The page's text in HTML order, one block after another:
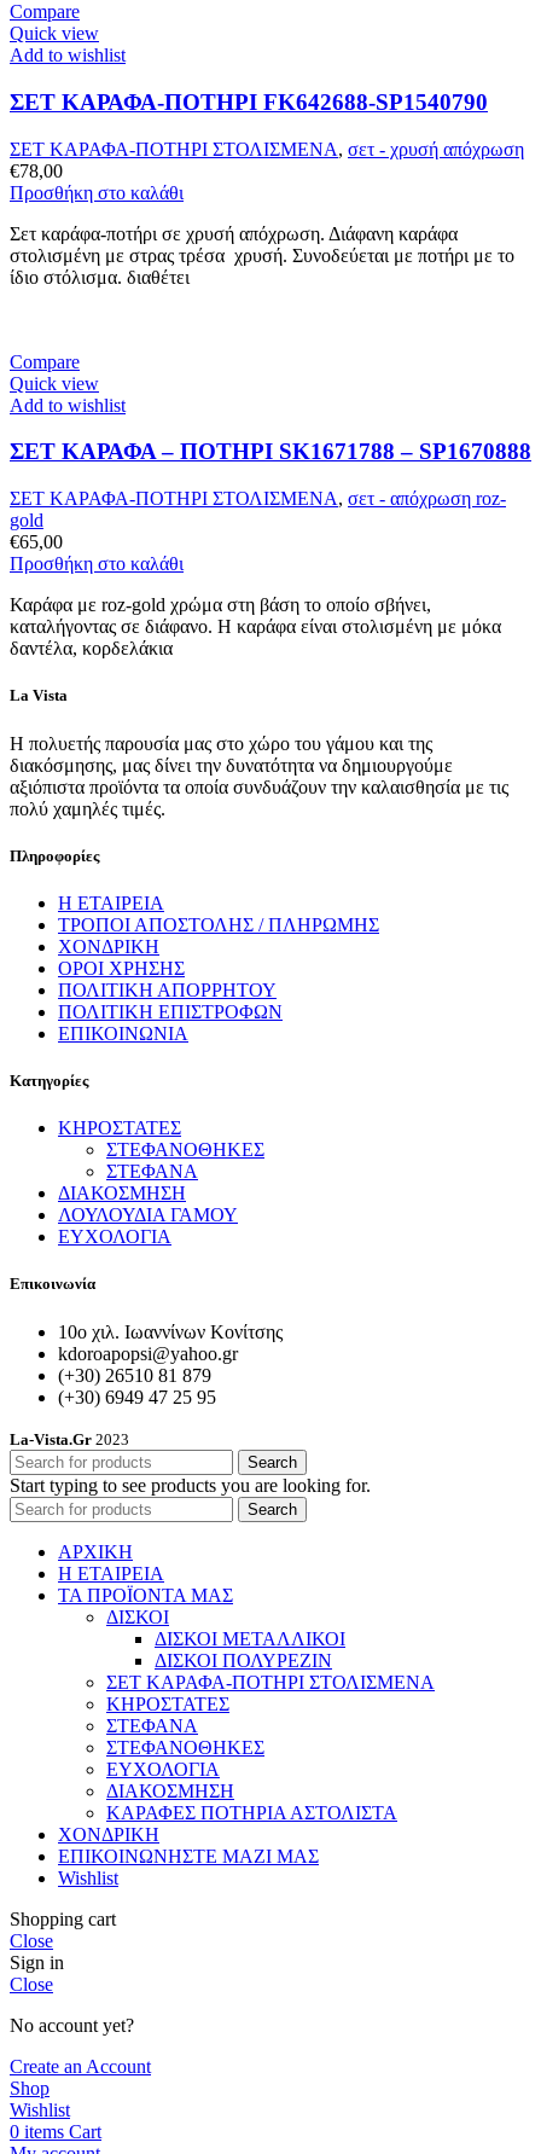
Compare
Quick view
Add to wishlist
ΣΕΤ ΚΑΡΑΦΑ-ΠΟΤΗΡΙ FK642688-SP1540790
ΣΕΤ ΚΑΡΑΦΑ-ΠΟΤΗΡΙ ΣΤΟΛΙΣΜΕΝΑ, σετ - χρυσή απόχρωση
€78,00
Προσθήκη στο καλάθι
Σετ καράφα-ποτήρι σε χρυσή απόχρωση. Διάφανη καράφα
στολισμένη με στρας τρέσα χρυσή. Συνοδεύεται με ποτήρι με το
ίδιο στόλισμα. διαθέτει
Compare
Quick view
Add to wishlist
ΣΕΤ ΚΑΡΑΦΑ – ΠΟΤΗΡΙ SK1671788 – SP1670888
ΣΕΤ ΚΑΡΑΦΑ-ΠΟΤΗΡΙ ΣΤΟΛΙΣΜΕΝΑ, σετ - απόχρωση roz-
gold
€65,00
Προσθήκη στο καλάθι
Καράφα με roz-gold χρώμα στη βάση το οποίο σβήνει,
καταλήγοντας σε διάφανο. H καράφα είναι στολισμένη με μόκα
δαντέλα, κορδελάκια
La Vista
Η πολυετής παρουσία μας στο χώρο του γάμου και της
διακόσμησης, μας δίνει την δυνατότητα να δημιουργούμε
αξιόπιστα προϊόντα τα οποία συνδυάζουν την καλαισθησία με τις
πολύ χαμηλές τιμές.
Πληροφορίες
Η ΕΤΑΙΡΕΙΑ
ΤΡΟΠΟΙ ΑΠΟΣΤΟΛΗΣ / ΠΛΗΡΩΜΗΣ
ΧΟΝΔΡΙΚΗ
ΟΡΟΙ ΧΡΗΣΗΣ
ΠΟΛΙΤΙΚΗ ΑΠΟΡΡΗΤΟΥ
ΠΟΛΙΤΙΚΗ ΕΠΙΣΤΡΟΦΩΝ
ΕΠΙΚΟΙΝΩΝΙΑ
Κατηγορίες
ΚΗΡΟΣΤΑΤΕΣ
ΣΤΕΦΑΝΟΘΗΚΕΣ
ΣΤΕΦΑΝΑ
ΔΙΑΚΟΣΜΗΣΗ
ΛΟΥΛΟΥΔΙΑ ΓΑΜΟΥ
ΕΥΧΟΛΟΓΙΑ
Επικοινωνία
10ο χιλ. Ιωαννίνων Κονίτσης
kdoroapopsi@yahoo.gr
(+30) 26510 81 879
(+30) 6949 47 25 95
La-Vista.Gr 2023
Search
Start typing to see products you are looking for.
Search
ΑΡΧΙΚΗ
Η ΕΤΑΙΡΕΙΑ
ΤΑ ΠΡΟΪΟΝΤΑ ΜΑΣ
ΔΙΣΚΟΙ
ΔΙΣΚΟΙ ΜΕΤΑΛΛΙΚΟΙ
ΔΙΣΚΟΙ ΠΟΛΥΡΕΖΙΝ
ΣΕΤ ΚΑΡΑΦΑ-ΠΟΤΗΡΙ ΣΤΟΛΙΣΜΕΝΑ
ΚΗΡΟΣΤΑΤΕΣ
ΣΤΕΦΑΝΑ
ΣΤΕΦΑΝΟΘΗΚΕΣ
ΕΥΧΟΛΟΓΙΑ
ΔΙΑΚΟΣΜΗΣΗ
ΚΑΡΑΦΕΣ ΠΟΤΗΡΙΑ ΑΣΤΟΛΙΣΤΑ
ΧΟΝΔΡΙΚΗ
ΕΠΙΚΟΙΝΩΝΗΣΤΕ ΜΑΖΙ ΜΑΣ
Wishlist
Shopping cart
Close
Sign in
Close
No account yet?
Create an Account
Shop
Wishlist
0 items Cart